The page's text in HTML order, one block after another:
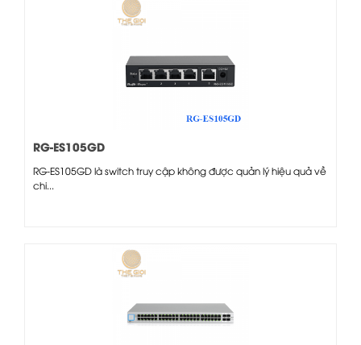
RG-ES105GD
RG-ES105GD là switch truy cập không được quản lý hiệu quả về
chi...